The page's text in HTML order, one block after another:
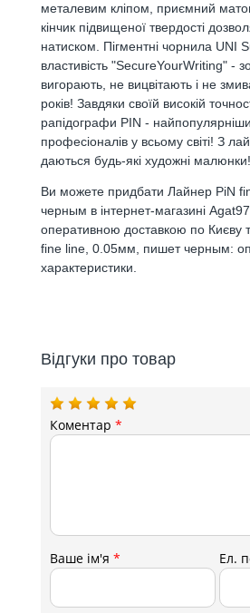
металевим кліпом, приємний
кінчик підвищеної твердості
натиском. Пігментні чорнила UNI
властивість "SecureYourWriting" -
вигорають, не вицвітають і не
років! Завдяки своїй високій
рапідографи PIN -
професіоналів у всьому світі! З
даються будь-які художні малюнки!
Ви можете придбати Лайнер PiN
черным в інтернет-магазині Agat97
оперативною доставкою по Києву
fine line, 0.05мм, пишет черным:
характеристики.
Відгуки про товар
Коментар*
Ваше ім'я* Ел.